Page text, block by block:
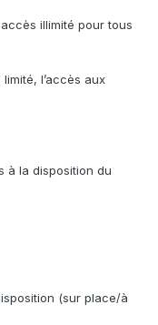
illimité pour tous
l’accès aux
à la disposition du
(sur place/à